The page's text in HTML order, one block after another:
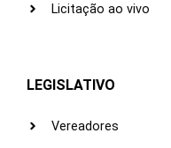
Licitação ao vivo
LEGISLATIVO
Vereadores